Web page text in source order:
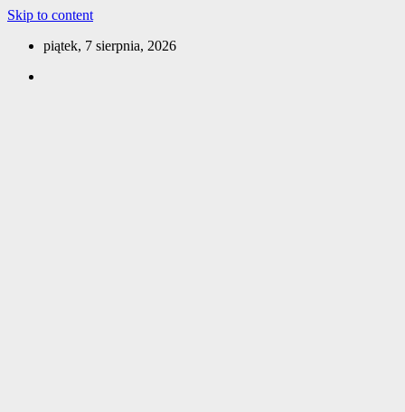
Skip to content
piątek, 7 sierpnia, 2026